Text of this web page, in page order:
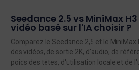
Seedance 2.5 vs MiniMax
vidéo basé sur l'IA choisir ?
Comparez le Seedance 2,5 et le MiniMax
des vidéos, de sortie 2K, d'audio, de
poids des têtes, d'utilisation locale et de